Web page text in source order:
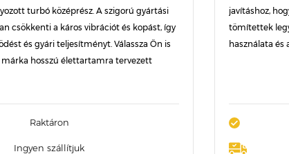
turbó középrész. A szigorú gyártási
csökkenti a káros vibrációt és kopást, így
és gyári teljesítményt. Válassza Ön is
márka hosszú élettartamra tervezett
Raktáron
Ingyen szállítjuk
javításhoz,
tömítettek
használata